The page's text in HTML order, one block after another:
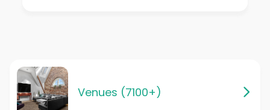
Venues (7100+)